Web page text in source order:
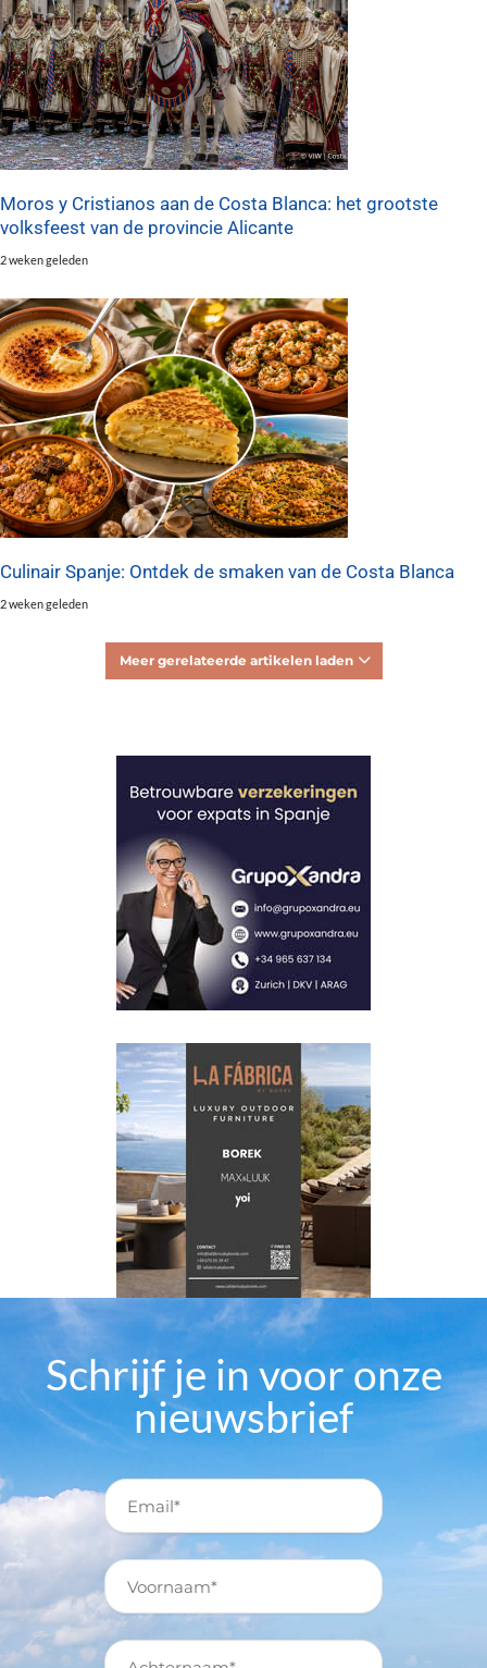
Moros y Cristianos aan de Costa Blanca: het grootste
volksfeest van de provincie Alicante
2 weken geleden
Culinair Spanje: Ontdek de smaken van de Costa Blanca
2 weken geleden
Meer gerelateerde artikelen laden
Schrijf je in voor onze
nieuwsbrief